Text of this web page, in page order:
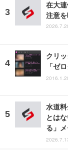
在大
注意
クリ
「ゼ
水道
とは
る」